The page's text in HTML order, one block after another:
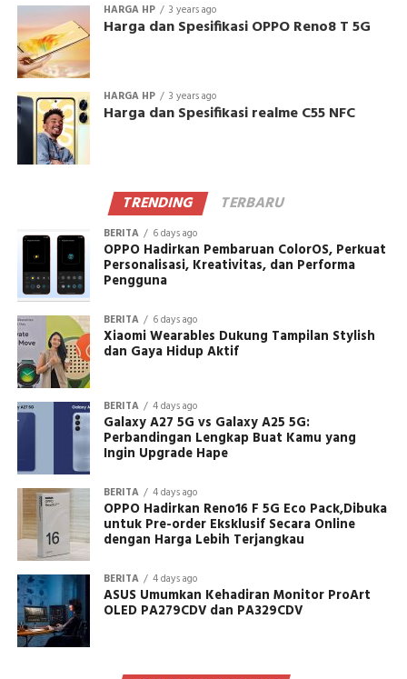
HARGA HP 3 years ago
Harga dan Spesifikasi OPPO Reno8 T 5G
HARGA HP 3 years ago
Harga dan Spesifikasi realme C55 NFC
TRENDING TERBARU
BERITA 6 days ago
OPPO Hadirkan Pembaruan ColorOS, Perkuat
Personalisasi, Kreativitas, dan Performa
Pengguna
BERITA 6 days ago
Xiaomi Wearables Dukung Tampilan Stylish
dan Gaya Hidup Aktif
BERITA 4 days ago
Galaxy A27 5G vs Galaxy A25 5G:
Perbandingan Lengkap Buat Kamu yang
Ingin Upgrade Hape
BERITA 4 days ago
OPPO Hadirkan Reno16 F 5G Eco Pack,Dibuka
untuk Pre-order Eksklusif Secara Online
dengan Harga Lebih Terjangkau
BERITA 4 days ago
ASUS Umumkan Kehadiran Monitor ProArt
OLED PA279CDV dan PA329CDV